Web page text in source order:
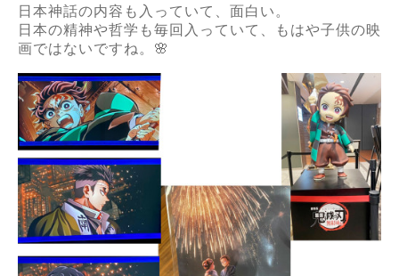
日本神話の内容も入っていて、面白い。
日本の精神や哲学も毎回入っていて、もはや子供の映
画ではないですね。🌸